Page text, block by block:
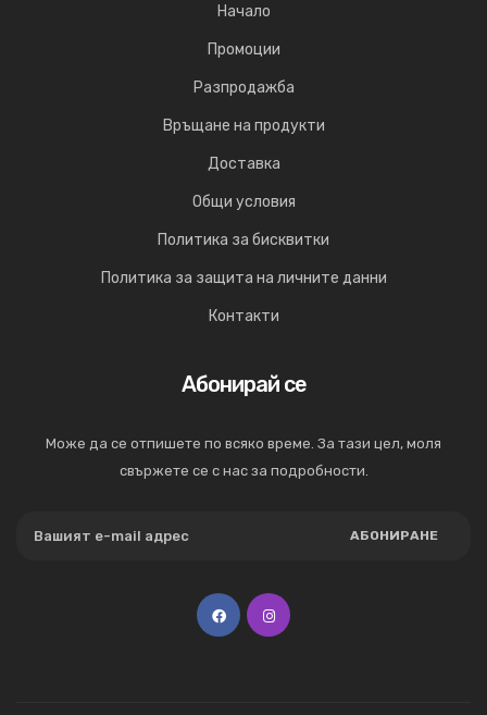
Начало
Промоции
Разпродажба
Връщане на продукти
Доставка
Общи условия
Политика за бисквитки
Политика за защита на личните данни
Контакти
Абонирай се
Може да се отпишете по всяко време. За тази цел, моля
свържете се с нас за подробности.
АБОНИРАНЕ